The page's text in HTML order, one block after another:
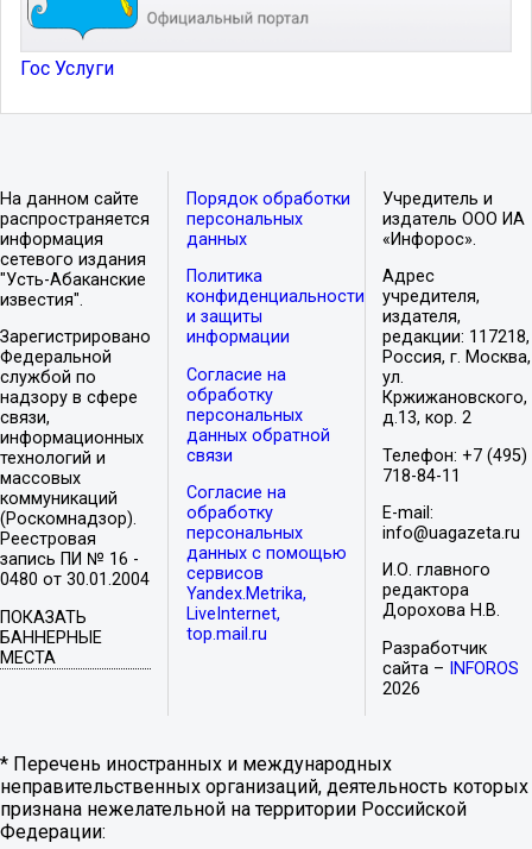
Гос Услуги
На данном сайте
распространяется
информация
сетевого издания
"Усть-Абаканские
известия".
Зарегистрировано
Федеральной
службой по
надзору в сфере
связи,
информационных
технологий и
массовых
коммуникаций
(Роскомнадзор).
Реестровая
запись ПИ № 16 -
0480 от 30.01.2004
ПОКАЗАТЬ
БАННЕРНЫЕ
МЕСТА
Порядок обработки
персональных
данных
Политика
конфиденциальности
и защиты
информации
Согласие на
обработку
персональных
данных обратной
связи
Согласие на
обработку
персональных
данных с помощью
сервисов
Yandex.Metrika,
LiveInternet,
top.mail.ru
Учредитель и
издатель ООО ИА
«Инфорос».
Адрес
учредителя,
издателя,
редакции: 117218,
Россия, г. Москва,
ул.
Кржижановского,
д.13, кор. 2
Телефон: +7 (495)
718-84-11
E-mail:
info@uagazeta.ru
И.О. главного
редактора
Дорохова Н.В.
Разработчик
сайта –
INFOROS
2026
* Перечень иностранных и международных
неправительственных организаций, деятельность которых
признана нежелательной на территории Российской
Федерации: